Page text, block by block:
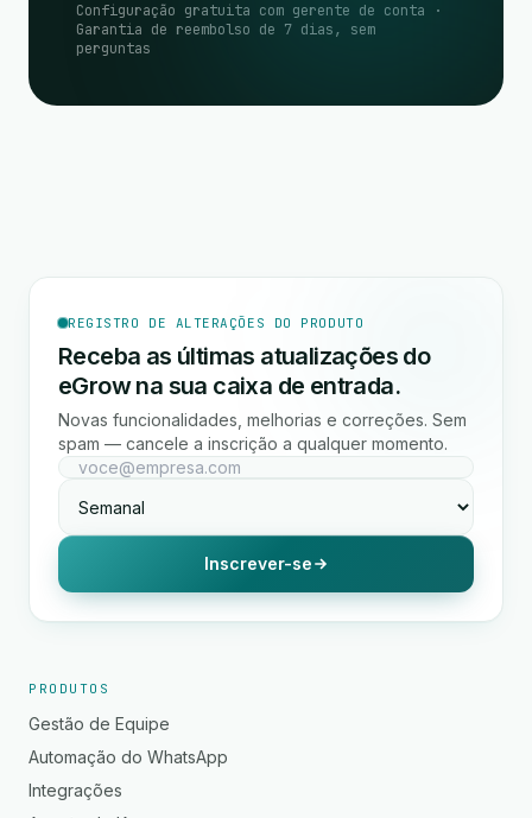
Configuração gratuita com gerente de conta ·
Garantia de reembolso de 7 dias, sem
perguntas
REGISTRO DE ALTERAÇÕES DO PRODUTO
Receba as últimas atualizações do
eGrow na sua caixa de entrada.
Novas funcionalidades, melhorias e correções. Sem
spam — cancele a inscrição a qualquer momento.
Inscrever-se
PRODUTOS
Gestão de Equipe
Automação do WhatsApp
Integrações